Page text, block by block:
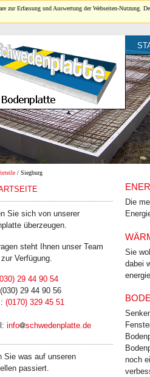
zur Erfassung und Auswertung der Webseiten-Nutzung.
/ Siegburg
Sie sich von unserer
überzeugen.
steht Ihnen unser Team
Verfügung.
29 44 90 54
29 44 90 56
(0170) 329 45 51
info schwedenplatte.de
Sie was auf unseren
passiert.
Die
Sie
dabei
noch